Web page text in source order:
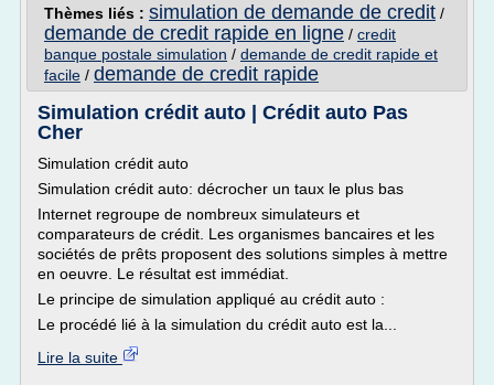
Thèmes liés : simulation de demande de credit /
demande de credit rapide en ligne / credit
banque postale simulation / demande de credit rapide et
facile / demande de credit rapide
Simulation crédit auto | Crédit auto Pas
Cher
Simulation crédit auto
Simulation crédit auto: décrocher un taux le plus bas
Internet regroupe de nombreux simulateurs et
comparateurs de crédit. Les organismes bancaires et les
sociétés de prêts proposent des solutions simples à mettre
en oeuvre. Le résultat est immédiat.
Le principe de simulation appliqué au crédit auto :
Le procédé lié à la simulation du crédit auto est la...
Lire la suite